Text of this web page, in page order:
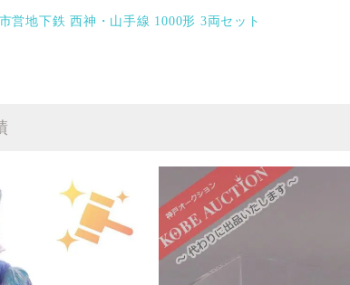
営地下鉄 西神・山手線 1000形 3両セット